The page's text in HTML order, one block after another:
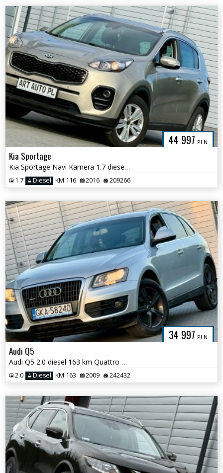
44 997 PLN
Kia Sportage
Kia Sportage Navi Kamera 1.7 diesel Dynamics
1.7 Diesel KM 116 2016 209266
34 997 PLN
Audi Q5
Audi Q5 2.0 diesel 163 km Quattro Pełen Serwis
2.0 Diesel KM 163 2009 242432